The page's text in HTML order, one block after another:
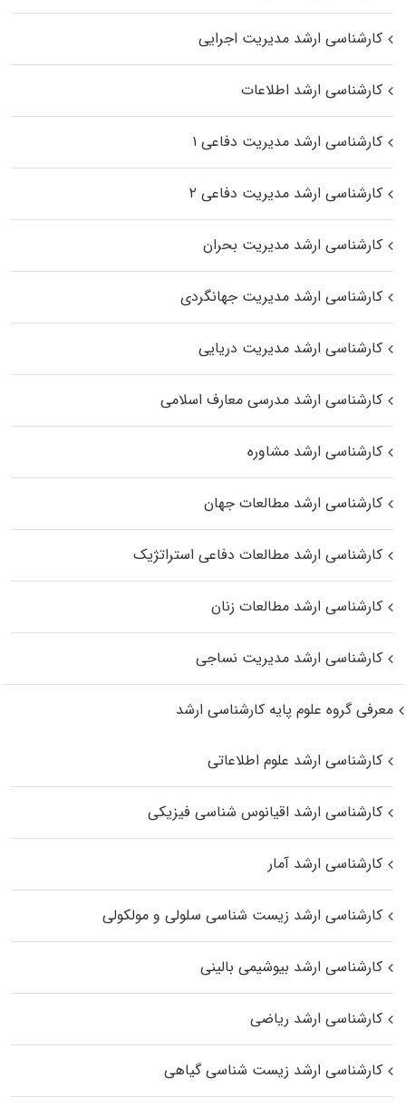
کارشناسی ارشد مدیریت اجرایی
کارشناسی ارشد اطلاعات
کارشناسی ارشد مدیریت دفاعی ۱
کارشناسی ارشد مدیریت دفاعی ۲
کارشناسی ارشد مدیریت بحران
کارشناسی ارشد مدیریت جهانگردی
کارشناسی ارشد مدیریت دریایی
کارشناسی ارشد مدرسی معارف اسلامی
کارشناسی ارشد مشاوره
کارشناسی ارشد مطالعات جهان
کارشناسی ارشد مطالعات دفاعی استراتژیک
کارشناسی ارشد مطالعات زنان
کارشناسی ارشد مدیریت نساجی
معرفی گروه علوم پایه کارشناسی ارشد
کارشناسی ارشد علوم اطلاعاتی
کارشناسی ارشد اقیانوس‌ شناسی فیزیکی
کارشناسی ارشد آمار
کارشناسی ارشد زیست شناسی سلولی و مولکولی
کارشناسی ارشد بیوشیمی بالینی
کارشناسی ارشد ریاضی
کارشناسی ارشد زیست‌ شناسی گیاهی